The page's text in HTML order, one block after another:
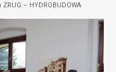
– HYDROBUDOWA